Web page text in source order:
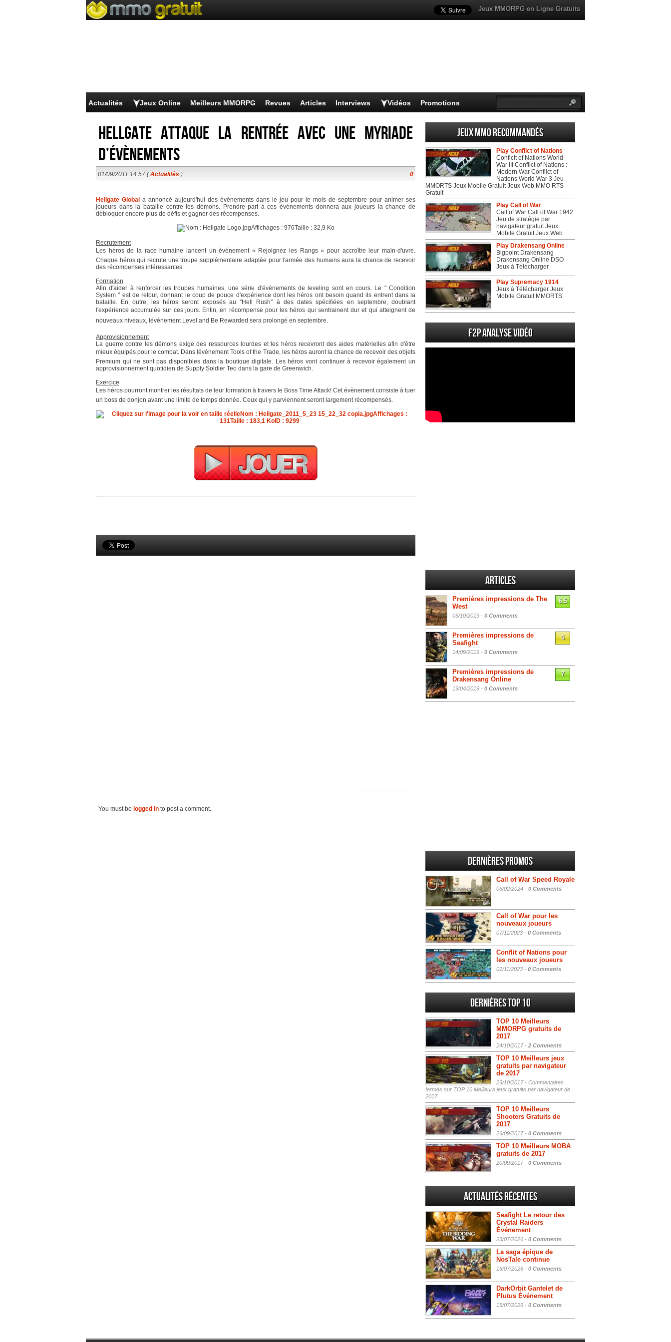
Jeux MMORPG en Ligne Gratuits
Actualités Jeux Online Meilleurs MMORPG Revues Articles Interviews Vidéos Promotions
Hellgate attaque la rentrée avec une myriade
d’évènements
01/09/2011 14:57 (Actualités ) 0
Hellgate Global a annoncé aujourd'hui des événements dans le jeu pour le mois de septembre pour animer ses
joueurs dans la bataille contre les démons. Prendre part à ces événements donnera aux joueurs la chance de
débloquer encore plus de défis et gagner des récompenses.
Recrutement
Les héros de la race humaine lancent un événement « Rejoignez les Rangs » pour accroître leur main-d'uvre.
Chaque héros qui recrute une troupe supplémentaire adaptée pour l'armée des humains aura la chance de recevoir
des récompenses intéressantes.
Formation
Afin d'aider à renforcer les troupes humaines, une série d'événements de leveling sont en cours. Le " Condition
System " est de retour, donnant le coup de pouce d'expérience dont les héros ont besoin quand ils entrent dans la
bataille. En outre, les héros seront exposés au "Hell Rush" à des dates spécifiées en septembre, doublant
l'expérience accumulée sur ces jours. Enfin, en récompense pour les héros qui sentrainent dur et qui atteignent de
nouveaux niveaux, lévénement Level and Be Rewarded sera prolongé en septembre.
Approvisionnement
La guerre contre les démons exige des ressources lourdes et les héros recevront des aides matérielles afin d'être
mieux équipés pour le combat. Dans lévénement Tools of the Trade, les héros auront la chance de recevoir des objets
Premium qui ne sont pas disponibles dans la boutique digitale. Les héros vont continuer à recevoir également un
approvisionnement quotidien de Supply Soldier Teo dans la gare de Greenwich.
Exercice
Les héros pourront montrer les résultats de leur formation à travers le Boss Time Attack! Cet évènement consiste à tuer
un boss de donjon avant une limite de temps donnée. Ceux qui y parviennent seront largement récompensés.
You must be logged in to post a comment.
Jeux MMO recommandés
Play Conflict of Nations
Conflcit of Nations World
War III Conflict of Nations :
Modern War Conflict of
Nations World War 3 Jeu
MMORTS Jeux Mobile Gratuit Jeux Web MMO RTS
Gratuit
Play Call of War
Call of War Call of War 1942
Jeu de stratégie par
navigateur gratuit Jeux
Mobile Gratuit Jeux Web
Play Drakensang Online
Bigpoint Drakensang
Drakensang Online DSO
Jeux à Télécharger
Play Supremacy 1914
Jeux à Télécharger Jeux
Mobile Gratuit MMORTS
F2P Analyse vidéo
Articles
Premières impressions de The
West
05/10/2019 - 0 Comments
6.5
Premières impressions de
Seafight
14/09/2019 - 0 Comments
5
Premières impressions de
Drakensang Online
19/04/2019 - 0 Comments
7
Dernières promos
Call of War Speed Royale
06/02/2024 - 0 Comments
Call of War pour les
nouveaux joueurs
07/11/2023 - 0 Comments
Conflit of Nations pour
les nouveaux joueurs
02/11/2023 - 0 Comments
Dernières Top 10
TOP 10 Meilleurs
MMORPG gratuits de
2017
24/10/2017 - 2 Comments
TOP 10 Meilleurs jeux
gratuits par navigateur
de 2017
23/10/2017 - Commentaires
fermés sur TOP 10 Meilleurs jeux gratuits par navigateur de
2017
TOP 10 Meilleurs
Shooters Gratuits de
2017
26/09/2017 - 0 Comments
TOP 10 Meilleurs MOBA
gratuits de 2017
20/09/2017 - 0 Comments
Actualités Récentes
Seafight Le retour des
Crystal Raiders
Événement
23/07/2026 - 0 Comments
La saga épique de
NosTale continue
16/07/2026 - 0 Comments
DarkOrbit Gantelet de
Plutus Événement
15/07/2026 - 0 Comments